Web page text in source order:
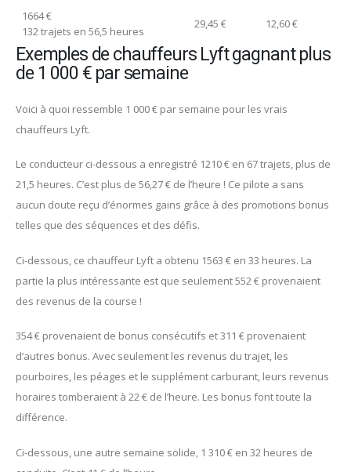
1664 €
132 trajets en 56,5 heures
29,45 € 12,60 €
Exemples de chauffeurs Lyft gagnant plus
de 1 000 € par semaine
Voici à quoi ressemble 1 000 € par semaine pour les vrais
chauffeurs Lyft.
Le conducteur ci-dessous a enregistré 1210 € en 67 trajets, plus de
21,5 heures. C’est plus de 56,27 € de l’heure ! Ce pilote a sans
aucun doute reçu d’énormes gains grâce à des promotions bonus
telles que des séquences et des défis.
Ci-dessous, ce chauffeur Lyft a obtenu 1563 € en 33 heures. La
partie la plus intéressante est que seulement 552 € provenaient
des revenus de la course !
354 € provenaient de bonus consécutifs et 311 € provenaient
d’autres bonus. Avec seulement les revenus du trajet, les
pourboires, les péages et le supplément carburant, leurs revenus
horaires tomberaient à 22 € de l’heure. Les bonus font toute la
différence.
Ci-dessous, une autre semaine solide, 1 310 € en 32 heures de